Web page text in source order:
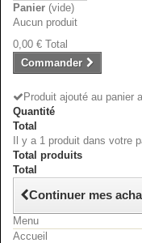
Panier (vide)
Aucun produit
0,00 € Total
Commander
Produit ajouté au panier
Quantité
Total
Il y a 1 produit dans votre
Total produits
Total
Continuer mes
Menu
Accueil